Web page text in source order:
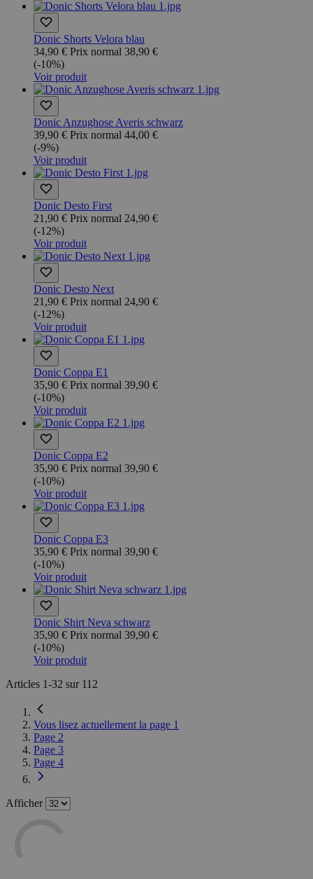
Donic Shorts Velora blau
34,90 € Prix normal 38,90 €
(-10%)
Voir produit
Donic Anzughose Averis schwarz
39,90 € Prix normal 44,00 €
(-9%)
Voir produit
Donic Desto First
21,90 € Prix normal 24,90 €
(-12%)
Voir produit
Donic Desto Next
21,90 € Prix normal 24,90 €
(-12%)
Voir produit
Donic Coppa E1
35,90 € Prix normal 39,90 €
(-10%)
Voir produit
Donic Coppa E2
35,90 € Prix normal 39,90 €
(-10%)
Voir produit
Donic Coppa E3
35,90 € Prix normal 39,90 €
(-10%)
Voir produit
Donic Shirt Neva schwarz
35,90 € Prix normal 39,90 €
(-10%)
Voir produit
Articles 1-32 sur 112
Vous lisez actuellement la page 1
Page 2
Page 3
Page 4
Afficher